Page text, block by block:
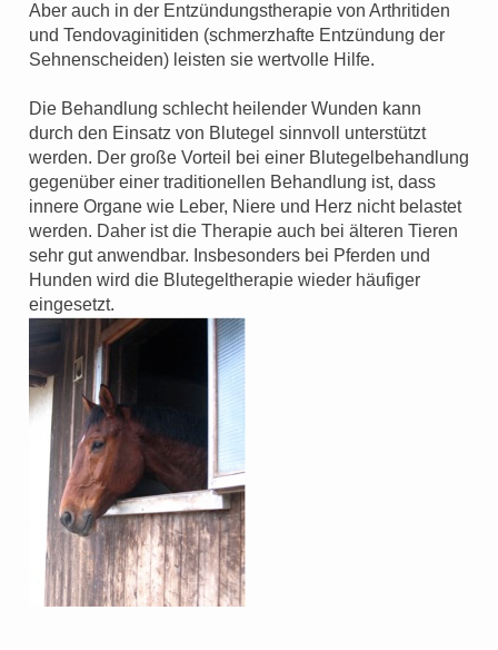
Aber auch in der Entzündungstherapie von Arthritiden
und Tendovaginitiden (schmerzhafte Entzündung der
Sehnenscheiden) leisten sie wertvolle Hilfe.
Die Behandlung schlecht heilender Wunden kann
durch den Einsatz von Blutegel sinnvoll unterstützt
werden. Der große Vorteil bei einer Blutegelbehandlung
gegenüber einer traditionellen Behandlung ist, dass
innere Organe wie Leber, Niere und Herz nicht belastet
werden. Daher ist die Therapie auch bei älteren Tieren
sehr gut anwendbar. Insbesonders bei Pferden und
Hunden wird die Blutegeltherapie wieder häufiger
eingesetzt.